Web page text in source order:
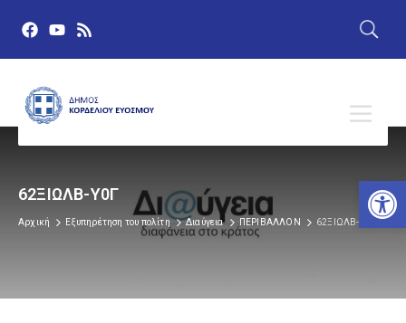
62ΞΙΩΛΒ-Υ0Γ
Αρχική Εξυπηρέτηση του πολίτη Διαύγεια ΠΕΡΙΒΑΛΛΟΝ 62ΞΙΩΛΒ-Υ0Γ